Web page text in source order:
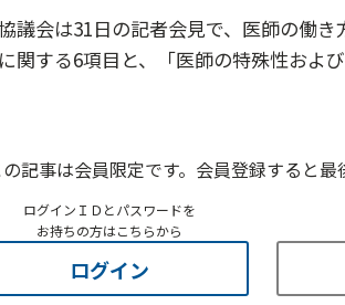
議会は31日の記者会見で、医師の働
関する6項目と、「医師の特殊性およ
の記事は会員限定です。会員登録すると最
ログインＩＤとパスワードを
お持ちの方はこちらから
ログイン